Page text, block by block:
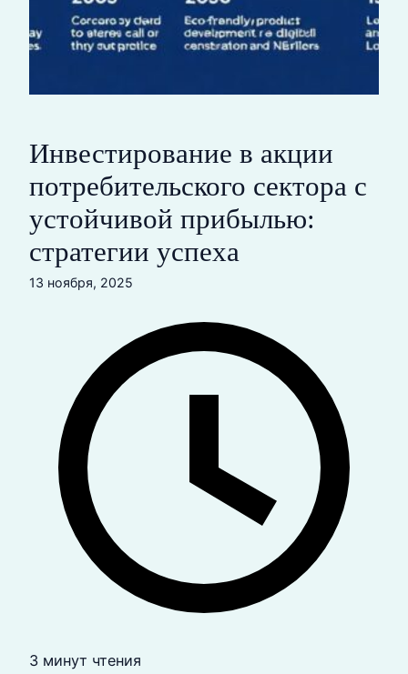
Инвестирование в акции
потребительского сектора с
устойчивой прибылью:
стратегии успеха
13 ноября, 2025
3 минут чтения